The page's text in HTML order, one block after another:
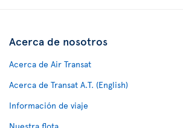
Acerca de nosotros
Acerca de Air Transat
Acerca de Transat A.T. (English)
Información de viaje